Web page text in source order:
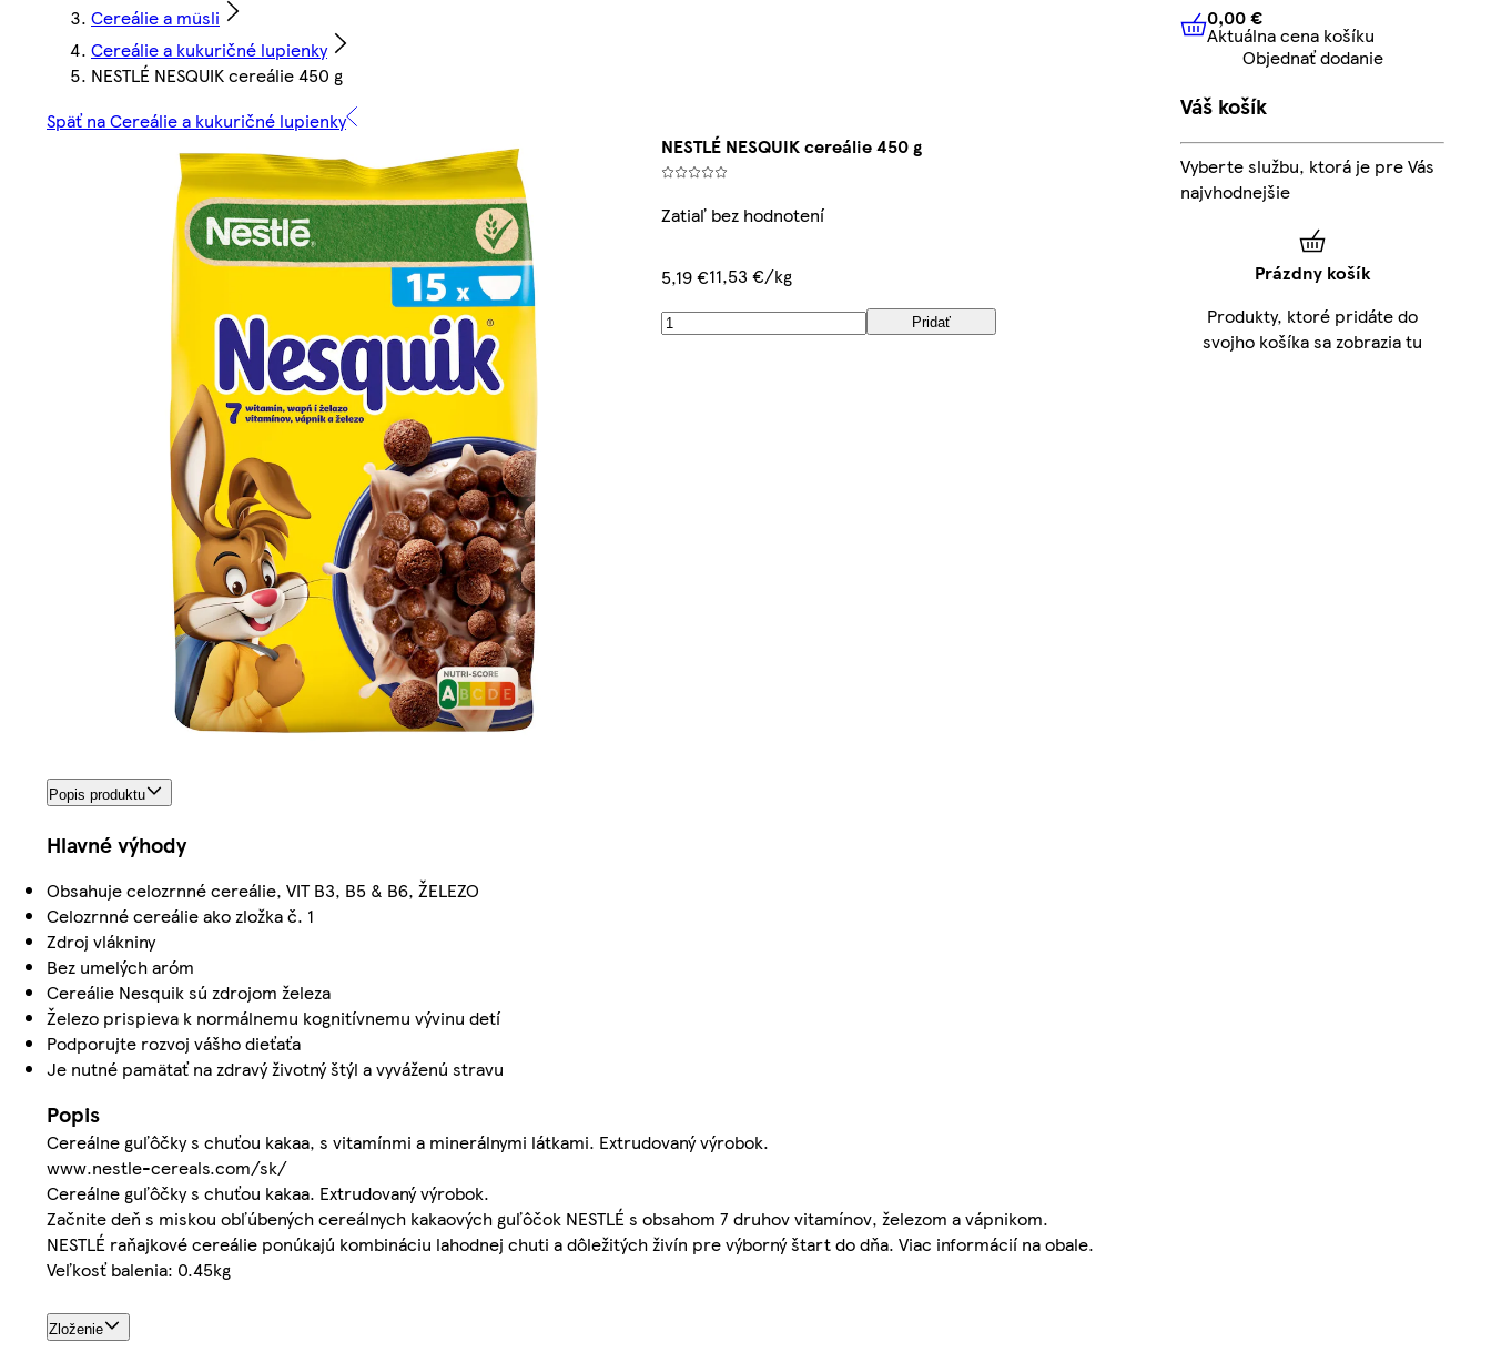
Cereálie a müsli
Cereálie a kukuričné lupienky
NESTLÉ NESQUIK cereálie 450 g
Späť na Cereálie a kukuričné lupienky
NESTLÉ NESQUIK cereálie 450 g
Zatiaľ bez hodnotení
5,19 €11,53 €/kg
Pridať
Popis produktu
Hlavné výhody
Obsahuje celozrnné cereálie, VIT B3, B5 & B6, ŽELEZO
Celozrnné cereálie ako zložka č. 1
Zdroj vlákniny
Bez umelých aróm
Cereálie Nesquik sú zdrojom železa
Železo prispieva k normálnemu kognitívnemu vývinu detí
Podporujte rozvoj vášho dieťaťa
Je nutné pamätať na zdravý životný štýl a vyváženú stravu
Popis
Cereálne guľôčky s chuťou kakaa, s vitamínmi a minerálnymi látkami. Extrudovaný výrobok.
www.nestle-cereals.com/sk/
Cereálne guľôčky s chuťou kakaa. Extrudovaný výrobok.
Začnite deň s miskou obľúbených cereálnych kakaových guľôčok NESTLÉ s obsahom 7 druhov vitamínov, železom a vápnikom.
NESTLÉ raňajkové cereálie ponúkajú kombináciu lahodnej chuti a dôležitých živín pre výborný štart do dňa. Viac informácií na obale.
Veľkosť balenia: 0.45kg
Zloženie
0,00 € Aktuálna cena košíku
0,00 €
Aktuálna cena košíku
Objednať dodanie
Váš košík
Vyberte službu, ktorá je pre Vás
najvhodnejšie
Prázdny košík
Produkty, ktoré pridáte do
svojho košíka sa zobrazia tu